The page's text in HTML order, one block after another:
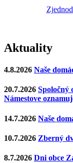
Aktuality
4.8.2026 Naše
20.7.2026 Spoločný
Námestove
14.7.2026 Naše
10.7.2026 Zberný
8.7.2026 Dni obce